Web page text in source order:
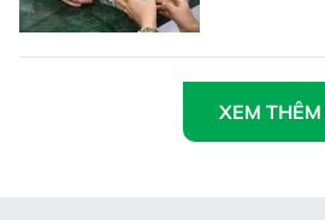
XEM THÊM